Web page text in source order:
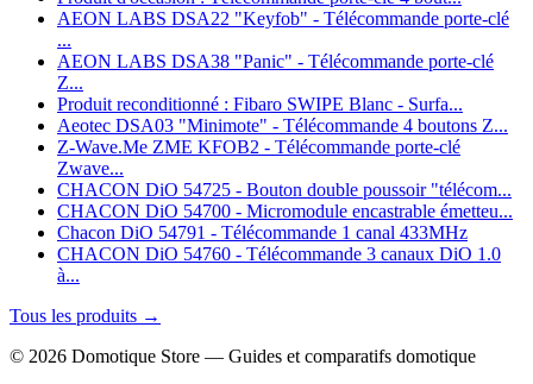
AEON LABS DSA22 "Keyfob" - Télécommande porte-clé
...
AEON LABS DSA38 "Panic" - Télécommande porte-clé
Z...
Produit reconditionné : Fibaro SWIPE Blanc - Surfa...
Aeotec DSA03 "Minimote" - Télécommande 4 boutons Z...
Z-Wave.Me ZME KFOB2 - Télécommande porte-clé
Zwave...
CHACON DiO 54725 - Bouton double poussoir "télécom...
CHACON DiO 54700 - Micromodule encastrable émetteu...
Chacon DiO 54791 - Télécommande 1 canal 433MHz
CHACON DiO 54760 - Télécommande 3 canaux DiO 1.0
à...
Tous les produits →
© 2026 Domotique Store — Guides et comparatifs domotique